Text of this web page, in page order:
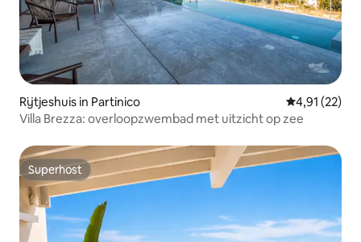
Rijtjeshuis in Partinico Gemiddelde
4,91 (22)
Villa Brezza: overloopzwembad met uitzicht op zee
Superhost
Superhost